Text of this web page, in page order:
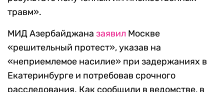
травм».
МИД Азербайджана заявил Москве
«решительный протест», указав на
«неприемлемое насилие» при задержаниях в
Екатеринбурге и потребовав срочного
расследования. Как сообщили в ведомстве, в